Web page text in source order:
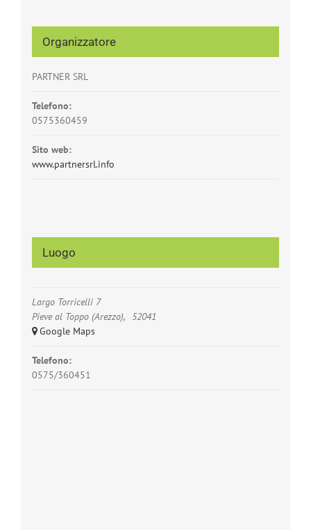
Organizzatore
PARTNER SRL
Telefono:
0575360459
Sito web:
www.partnersrl.info
Luogo
Largo Torricelli 7
Pieve al Toppo (Arezzo),
52041
+ Google Maps
Telefono:
0575/360451